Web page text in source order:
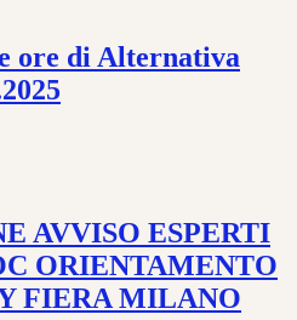
ore di Alternativa
AVVISO ESPERTI
ORIENTAMENTO
FIERA MILANO